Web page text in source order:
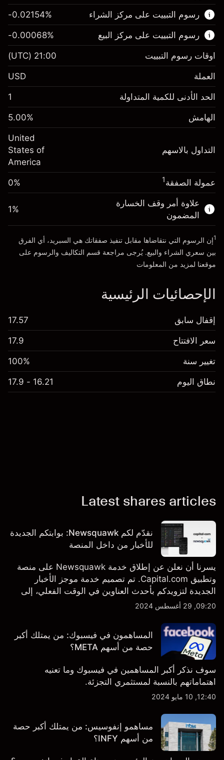
هذا السوق المالي متاح للتداول من خلال عقود
الفروقات.
اعرف المزيد عن:
عقود الفروقات
رسوم التبييت على مركز الشراء
الهامش. استثمارك $1,000.00
-0.02154
%
(-$4.31)
المال من الرافعة المالية ~
الذهاب إلى المنصة
-0.02154%
رسوم التبييت على مركز البيع
الهامش. استثمارك $1,000.00
-0.000682
%
(-$0.14)
المال من الرافعة المالية ~$19,000.00
الذهاب إلى المنصة
-0.00068%
اوقات رسوم التبييت 21:00
(UTC)
العملة USD
الحد الأدنى للكمية المتداولة 1
الهامش 5.00%
التداول بالاسهم
United
States of
America
عمولة الصفقة1
0%
علاوة أمر وقف الخسارة
المضمون
1%
1إن الرسوم التي نتقاضاها مقابل تنفيذ صفقاتك هي السبريد، أي الفرق
بين سعري الشراء والبيع. يُرجى مراجعة قسم التكاليف والرسوم على
موقعنا لمزيد من المعلومات
الإحصائيات الرئيسية
إقفال سابق 17.57
سعر الافتتاح 17.9
تغيير سنة 100%
نطاق اليوم 16.21 - 17.9
Latest shares articles
نقدّم لكم Newsquawk: بوابتكم الجديدة
للأخبار من داخل المنصة
يسرنا أن نعلن عن إطلاق خدمة Newsquawk على منصة
وتطبيق Capital.com. تم تصميم خدمة موجز الأخبار
الجديدة لتزويدكم بأحدث العناوين في الوقت الفعلي، إلى
جانب قصص إخبارية مخصصة وتقارير تحليلية متعمقة - وكل
بالضبط.
09:20, 29 أغسطس 2024
المساهمون في فيسبوك: من يمتلك أكبر
حصة من أسهم META؟
سوف نذكر أكبر المساهمين في فيسبوك وما تعنيه
اهتماماتهم بالنسبة لمستثمري التجزئة.
12:40, 10 مايو 2024
مساهمو إنفوسيس: من يمتلك أكبر حصة
من أسهم INFY؟